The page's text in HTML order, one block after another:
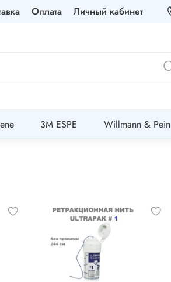
Оплата Личный кабинет
3M ESPE Willmann & Pein